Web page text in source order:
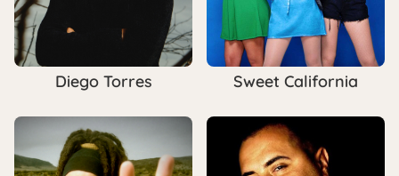
Diego Torres Sweet California